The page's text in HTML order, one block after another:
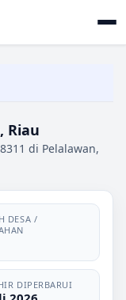
Riau
di Pelalawan,
DESA /
DIPERBARUI